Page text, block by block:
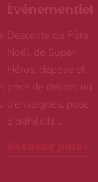
Événementiel
Descente de Père
Noël, de Super
Héros, dépose et
pose de décors ou
d’enseignes, pose
d’adhésifs…